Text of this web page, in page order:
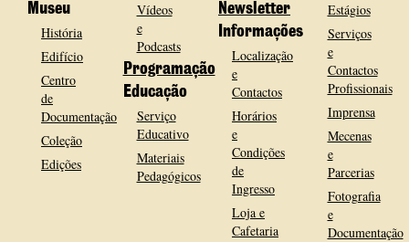
Museu
História
Edifício
Centro
de
Documentação
Coleção
Edições
Vídeos
e
Podcasts
Programação
Educação
Serviço
Educativo
Materiais
Pedagógicos
Newsletter
Informações
Localização
e
Contactos
Horários
e
Condições
de
Ingresso
Loja e
Cafetaria
Estágios
Serviços
e
Contactos
Profissionais
Imprensa
Mecenas
e
Parcerias
Fotografia
e
Documentação